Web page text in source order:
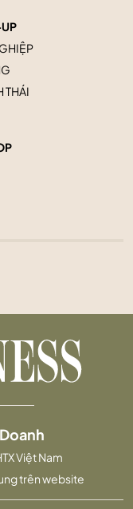
THÁI
Việt Nam
trên website